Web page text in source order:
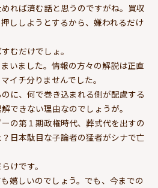
れば済む話と思うのですがね。買収
ししようとするから、嫌われるだけ
むだけでしょ。
いました。情報の方々の解説は正直
イチ分りませんでした。
に、何で巻き込まれる側が配慮する
できない理由なのでしょうが。
の第１期政権時代、葬式代を出すの
日本駄目な子論者の猛者がシナで亡
けです。
嬉しいのでしょう。でも、今までの